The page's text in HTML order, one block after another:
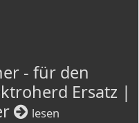
- für den
Ersatz |
lesen